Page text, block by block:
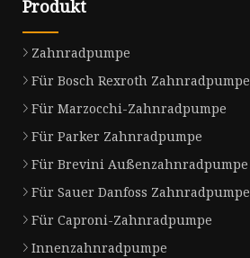
Produkt
Zahnradpumpe
Für Bosch Rexroth Zahnradpumpe
Für Marzocchi-Zahnradpumpe
Für Parker Zahnradpumpe
Für Brevini Außenzahnradpumpe
Für Sauer Danfoss Zahnradpumpe
Für Caproni-Zahnradpumpe
Innenzahnradpumpe